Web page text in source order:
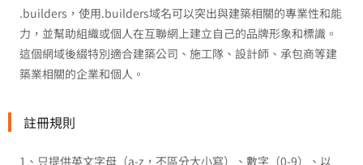
.builders，使用.builders域名可以突出與建築相關的專業性和能
力，並幫助組織或個人在互聯網上建立自己的品牌形象和標識。
這個網域後綴特別適合建築公司、施工隊、設計師、承包商等建
築業相關的企業和個人。
註冊規則
1、只提供英文字母（a-z，不區分大小寫）、數字（0-9）、以